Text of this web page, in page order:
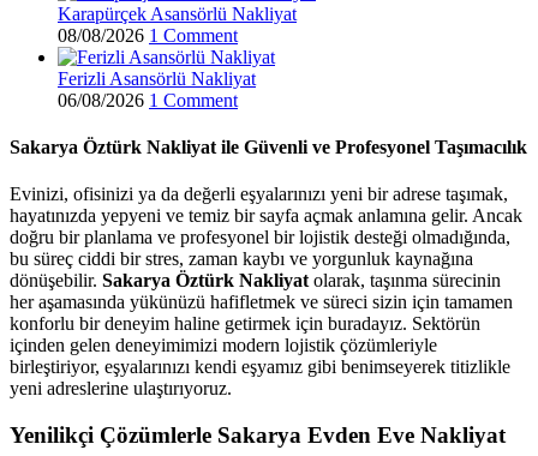
Karapürçek Asansörlü Nakliyat
08/08/2026 1 Comment
Ferizli Asansörlü Nakliyat
06/08/2026 1 Comment
Sakarya Öztürk Nakliyat ile Güvenli ve Profesyonel Taşımacılık
Evinizi, ofisinizi ya da değerli eşyalarınızı yeni bir adrese taşımak,
hayatınızda yepyeni ve temiz bir sayfa açmak anlamına gelir. Ancak
doğru bir planlama ve profesyonel bir lojistik desteği olmadığında,
bu süreç ciddi bir stres, zaman kaybı ve yorgunluk kaynağına
dönüşebilir. Sakarya Öztürk Nakliyatolarak, taşınma sürecinin
her aşamasında yükünüzü hafifletmek ve süreci sizin için tamamen
konforlu bir deneyim haline getirmek için buradayız. Sektörün
içinden gelen deneyimimizi modern lojistik çözümleriyle
birleştiriyor, eşyalarınızı kendi eşyamız gibi benimseyerek titizlikle
yeni adreslerine ulaştırıyoruz.
Yenilikçi Çözümlerle Sakarya Evden Eve Nakliyat